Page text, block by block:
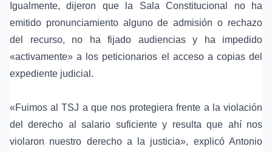
Igualmente, dijeron que la Sala Constitucional no ha
emitido pronunciamiento alguno de admisión o rechazo
del recurso, no ha fijado audiencias y ha impedido
«activamente» a los peticionarios el acceso a copias del
expediente judicial.
«Fuimos al TSJ a que nos protegiera frente a la violación
del derecho al salario suficiente y resulta que ahí nos
violaron nuestro derecho a la justicia», explicó Antonio